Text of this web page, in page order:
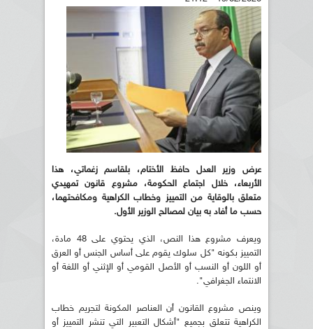
عرض وزير العدل حافظ الأختام، بلقاسم زغماتي، هذا
الأربعاء، خلال اجتماع الحكومة، مشروع قانون تمهيدي
متعلق بالوقاية من التمييز وخطاب الكراهية ومكافحتهما،
حسب ما أفاد به بيان لمصالح الوزير الأول.
ويعرف مشروع هذا النص، الذي يحتوي على 48 مادة،
التمييز بكونه "كل سلوك يقوم على أساس الجنس أو العرق
أو اللون أو النسب أو الأصل القومي أو الإثني أو اللغة أو
الانتماء الجغرافي".
وينص مشروع القانون أن العناصر المكونة لتجريم خطاب
الكراهية تتعلق بجميع "أشكال التعبير التي تنشر التمييز أو